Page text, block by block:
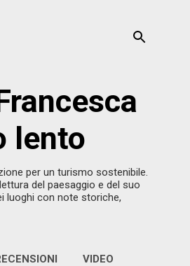
lento
per un turismo sostenibile.
del paesaggio e del suo
luoghi con note storiche,
VIDEO